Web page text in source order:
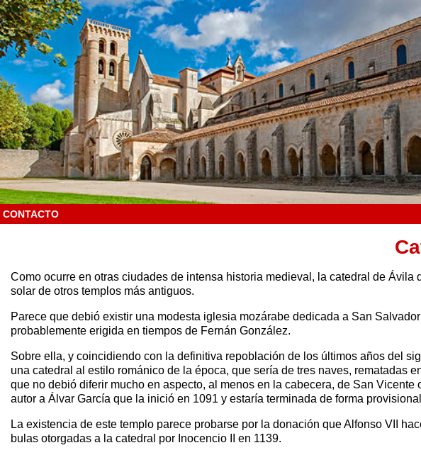
CONTACTO
Como ocurre en otras ciudades de intensa historia medieval, la catedral de Ávila
solar de otros templos más antiguos.
Parece que debió existir una modesta iglesia mozárabe dedicada a San
probablemente erigida en tiempos de Fernán González.
Sobre ella, y coincidiendo con la definitiva repoblación de los últimos años del
una catedral al estilo románico de la época, que sería de tres naves, rematadas
que no debió diferir mucho en aspecto, al menos en la cabecera, de San
autor a Álvar García que la inició en 1091 y estaría terminada de forma
La existencia de este templo parece probarse por la donación que Alfonso VII
bulas otorgadas a la catedral por Inocencio II en 1139.